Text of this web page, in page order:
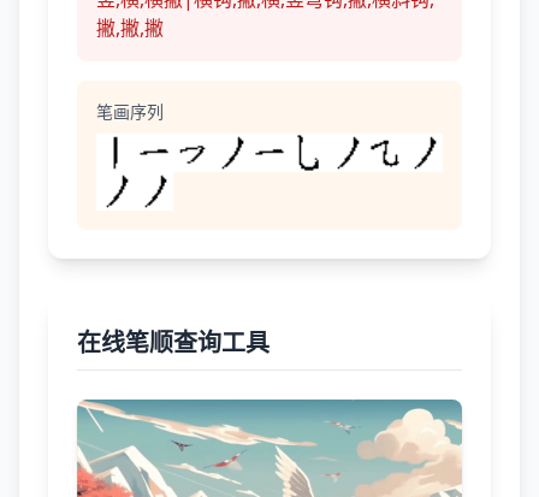
撇,撇,撇
笔画序列
在线笔顺查询工具